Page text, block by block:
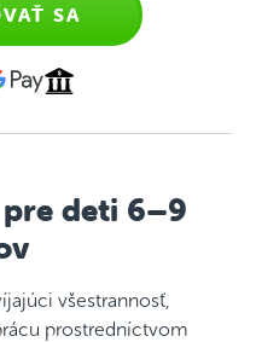
SA
deti 6–9
všestrannosť,
prostredníctvom